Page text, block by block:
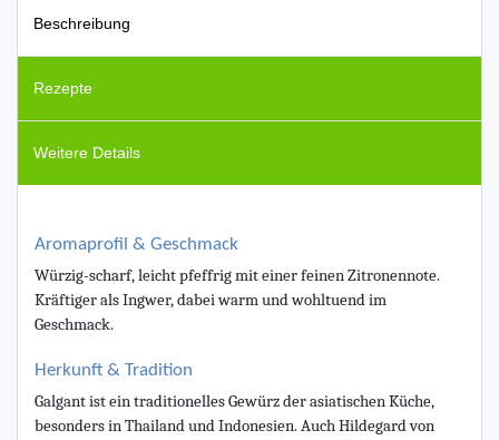
Beschreibung
Rezepte
Weitere Details
Aromaprofil & Geschmack
Würzig-scharf, leicht pfeffrig mit einer feinen Zitronennote.
Kräftiger als Ingwer, dabei warm und wohltuend im
Geschmack.
Herkunft & Tradition
Galgant ist ein traditionelles Gewürz der asiatischen Küche,
besonders in Thailand und Indonesien. Auch Hildegard von